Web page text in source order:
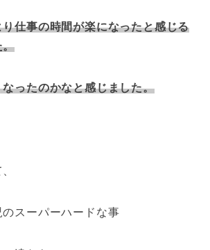
仕事の時間が楽になったと感じる
。
ったのかなと感じました。
スーパーハードな事